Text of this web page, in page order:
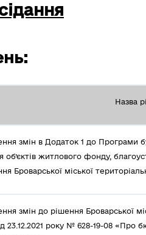
Назва
змін в Додаток 1 до Програми
об’єктів житлового фонду,
Броварської міської
змін до рішення Броварської
23.12.2021 року № 628-19-08 «Про